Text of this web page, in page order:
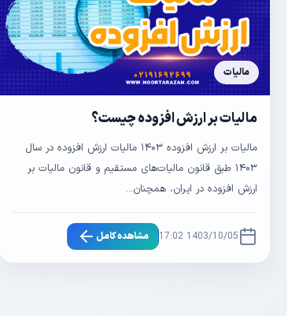
مالیات
مالیات بر ارزش افزوده چیست؟
مالیات بر ارزش افزوده ۱۴۰۳ مالیات ارزش افزوده در سال
۱۴۰۳ طبق قانون مالیات‌های مستقیم و قانون مالیات بر
ارزش افزوده در ایران، همچنان...
1403/10/05 17:02 مشاهده کامل